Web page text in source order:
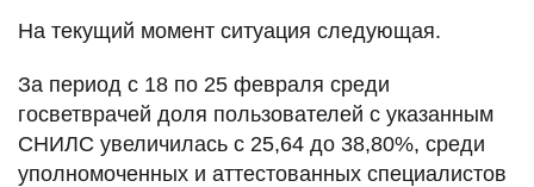
На текущий момент ситуация следующая.
За период с 18 по 25 февраля среди
госветврачей доля пользователей с указанным
СНИЛС увеличилась с 25,64 до 38,80%, среди
уполномоченных и аттестованных специалистов